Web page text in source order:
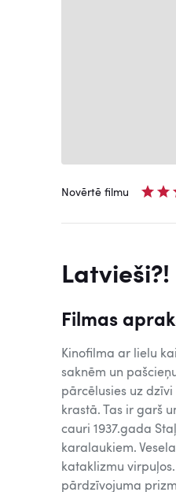
Novērtē filmu
Latvieši?!
Filmas
Kinofilma ar lielu
saknēm un
pārcēlusies uz
krastā. Tas ir garš
cauri 1937.gada
karalaukiem.
kataklizmu
pārdzīvojuma